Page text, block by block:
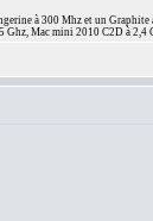
à 300 Mhz et un
Ghz, Mac mini 2010 C2D à 2,4